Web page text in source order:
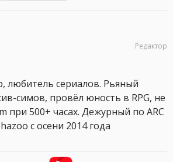
Редактор
любитель сериалов. Рьяный
симов, провёл юность в RPG, не
при 500+ часах. Дежурный по ARC
с осени 2014 года